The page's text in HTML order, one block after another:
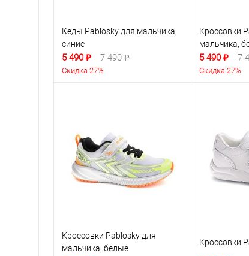
Кеды Pablosky для мальчика,
синие
5 490 ₽ 7 490 ₽
Скидка 27%
Кроссовки
мальчика,
5 490 ₽ 7
Скидка 27%
Кроссовки Pablosky для
мальчика, белые
Кроссовки